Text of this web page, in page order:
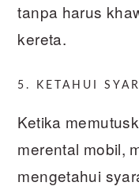
tanpa harus
kereta.
5. KETAHUI
Ketika
merental mobil,
mengetahui